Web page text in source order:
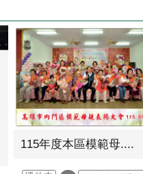
115年度本區模範母....